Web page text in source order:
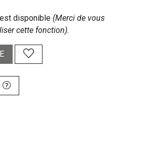
disponible (Merci de vous
cette fonction).